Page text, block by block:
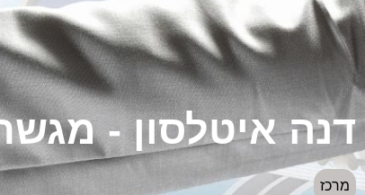
דנה איטלסון -
מרכז